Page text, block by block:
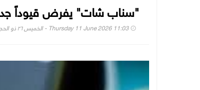
"سناب شات" يفرض قيوداً جديدة
Thursday 11 June 2026 11:03 - الخميس ٢٦ ذو الحجة ١٤٤٧